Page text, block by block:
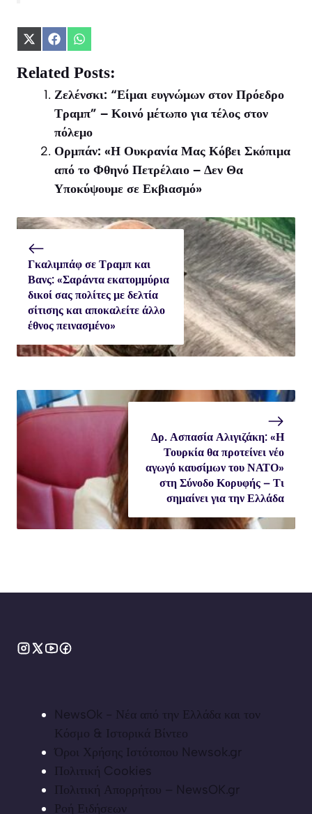
Share
X
(Twitter)
Share
Facebook
Share
WhatsApp
Related Posts:
Ζελένσκι: “Είμαι ευγνώμων στον Πρόεδρο
Τραμπ” – Κοινό μέτωπο για τέλος στον
πόλεμο
Ορμπάν: «Η Ουκρανία Μας Κόβει Σκόπιμα
από το Φθηνό Πετρέλαιο – Δεν Θα
Υποκύψουμε σε Εκβιασμό»
Γκαλιμπάφ σε Τραμπ και
Βανς: «Σαράντα εκατομμύρια
δικοί σας πολίτες με δελτία
σίτισης και αποκαλείτε άλλο
έθνος πεινασμένο»
Δρ. Ασπασία Αλιγιζάκη: «Η
Τουρκία θα προτείνει νέο
αγωγό καυσίμων του ΝΑΤΟ»
στη Σύνοδο Κορυφής – Τι
σημαίνει για την Ελλάδα
NewsOk - Νέα από την Ελλάδα και τον
Κόσμο & Ιστορικά Βίντεο
Όροι Χρήσης Ιστότοπου Newsok.gr
Πολιτική Cookies
Πολιτική Απορρήτου – NewsOK.gr
Ροή Ειδήσεων